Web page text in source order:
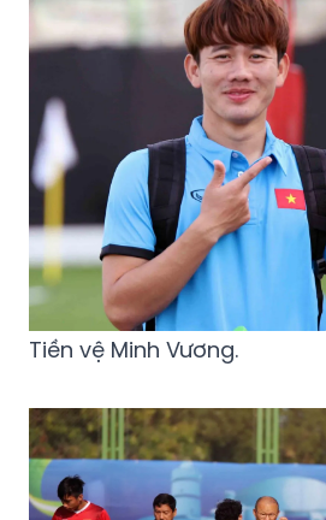
Tiền vệ Minh Vương.